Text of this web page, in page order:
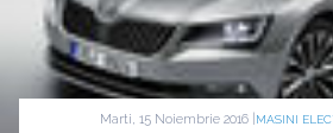
Marti, 15 Noiembrie 2016 | MASINI